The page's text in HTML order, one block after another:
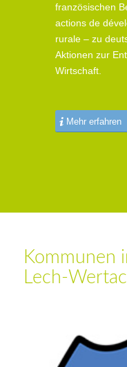
französischen
actions de
rurale – zu
Aktionen zur
Wirtschaft.
Mehr erfahren
Kommunen
Lech-